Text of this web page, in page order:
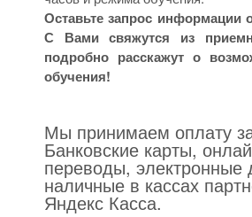
Оставьте запрос информации
С Вами свяжутся из
подробно расскажут о
обучения!
Мы принимаем оплату
Банковские карты,
переводы, электронные
наличные в кассах
Яндекс Касса.